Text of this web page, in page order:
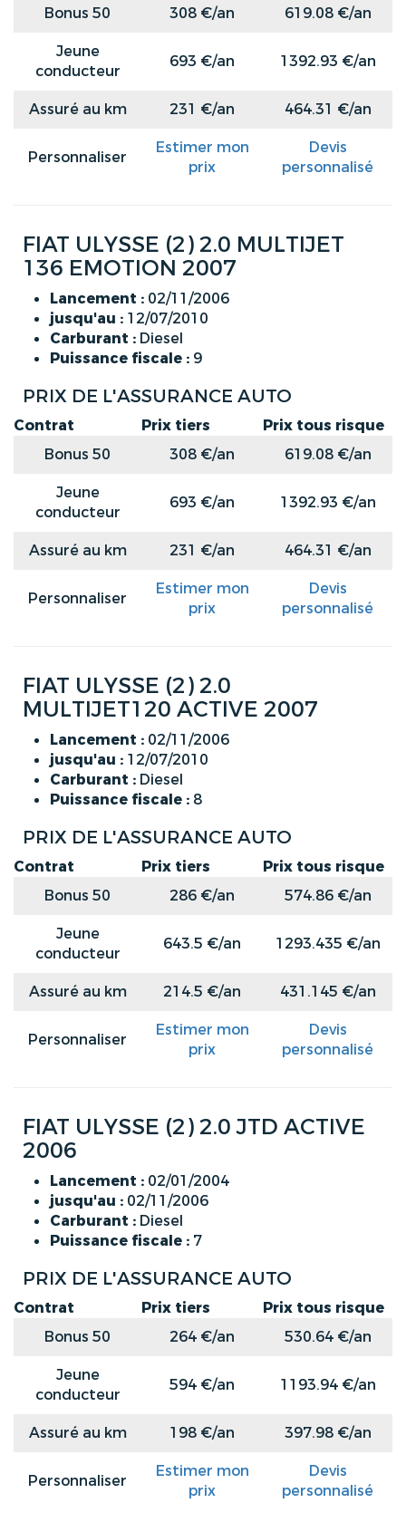
Bonus 50
308 €/an
619.08 €/an
Jeune
conducteur
693 €/an 1392.93 €/an
Assuré au km 231 €/an 464.31 €/an
Personnaliser
Estimer mon
prix
Devis
personnalisé
FIAT ULYSSE (2) 2.0 MULTIJET
136 EMOTION 2007
Lancement : 02/11/2006
jusqu'au : 12/07/2010
Carburant : Diesel
Puissance fiscale : 9
PRIX DE L'ASSURANCE AUTO
Contrat Prix tiers
Prix tous risque
Bonus 50
308 €/an
619.08 €/an
Jeune
conducteur
693 €/an 1392.93 €/an
Assuré au km 231 €/an 464.31 €/an
Personnaliser
Estimer mon
prix
Devis
personnalisé
FIAT ULYSSE (2) 2.0
MULTIJET120 ACTIVE 2007
Lancement : 02/11/2006
jusqu'au : 12/07/2010
Carburant : Diesel
Puissance fiscale : 8
PRIX DE L'ASSURANCE AUTO
Contrat Prix tiers
Prix tous risque
Bonus 50
286 €/an
574.86 €/an
Jeune
conducteur
643.5 €/an 1293.435 €/an
Assuré au km 214.5 €/an 431.145 €/an
Personnaliser
Estimer mon
prix
Devis
personnalisé
FIAT ULYSSE (2) 2.0 JTD ACTIVE
2006
Lancement : 02/01/2004
jusqu'au : 02/11/2006
Carburant : Diesel
Puissance fiscale : 7
PRIX DE L'ASSURANCE AUTO
Contrat Prix tiers
Prix tous risque
Bonus 50
264 €/an
530.64 €/an
Jeune
conducteur
594 €/an 1193.94 €/an
Assuré au km 198 €/an 397.98 €/an
Personnaliser
Estimer mon
prix
Devis
personnalisé